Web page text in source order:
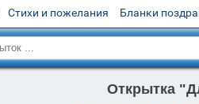
Стихи и пожелания Бланки
Открытка